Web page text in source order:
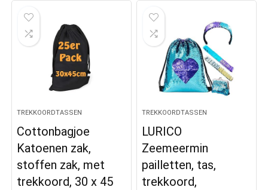
TREKKOORDTASSEN
Cottonbagjoe
Katoenen zak,
stoffen zak, met
trekkoord, 30 x 45
TREKKOORDTASSEN
LURICO
Zeemeermin
pailletten, tas,
trekkoord,